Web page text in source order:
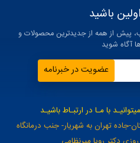
باشید
پیش از همه از جدیدترین محصولات و
آگاه شوید
عضویت در خبرنامه
با مـا در ارتبـاط باشیـد
جاده تهران به شهریار- جنب درمانگاه